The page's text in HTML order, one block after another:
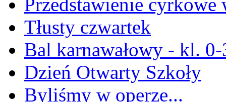
Przedstawienie cyrkowe
Tłusty czwartek
Bal karnawałowy - kl.
Dzień Otwarty Szkoły
Byliśmy w operze...